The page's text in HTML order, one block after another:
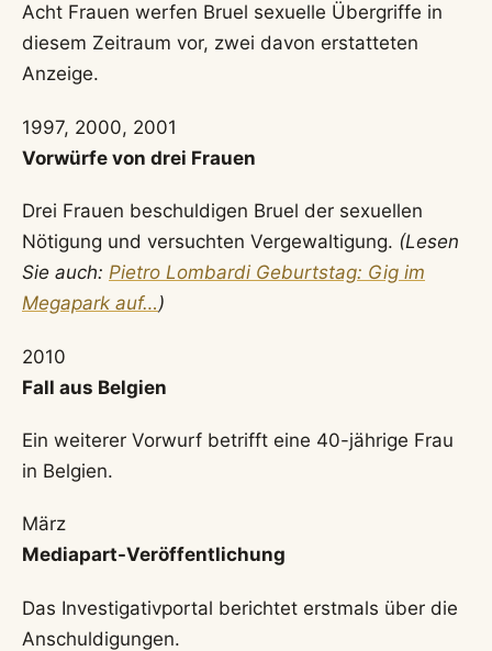
Acht Frauen werfen Bruel sexuelle Übergriffe in
diesem Zeitraum vor, zwei davon erstatteten
Anzeige.
1997, 2000, 2001
Vorwürfe von drei Frauen
Drei Frauen beschuldigen Bruel der sexuellen
Nötigung und versuchten Vergewaltigung. (Lesen
Sie auch: Pietro Lombardi Geburtstag: Gig im
Megapark auf…)
2010
Fall aus Belgien
Ein weiterer Vorwurf betrifft eine 40-jährige Frau
in Belgien.
März
Mediapart-Veröffentlichung
Das Investigativportal berichtet erstmals über die
Anschuldigungen.